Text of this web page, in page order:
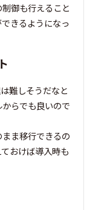
御も行えること
きるようになっ
難しそうだなと
らでも良いので
ま移行できるの
おけば導入時も